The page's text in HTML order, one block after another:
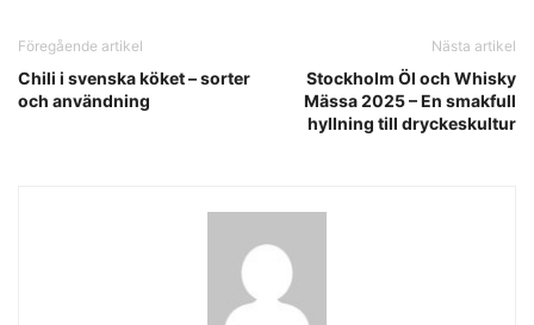
Föregående artikel
Chili i svenska köket – sorter
och användning
Nästa artikel
Stockholm Öl och Whisky
Mässa 2025 – En smakfull
hyllning till dryckeskultur